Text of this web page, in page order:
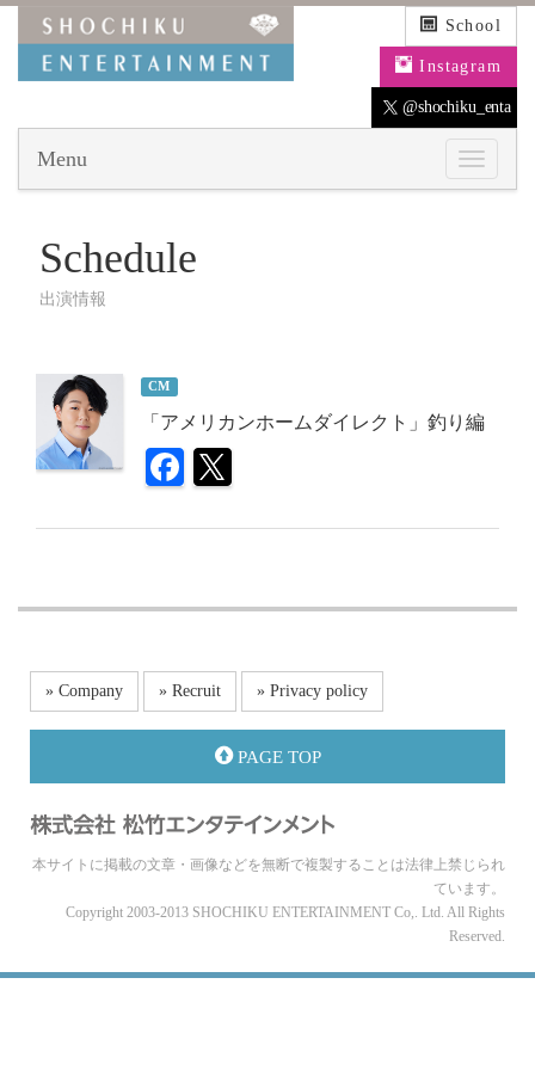
School
Instagram
@shochiku_enta
Menu
Schedule
出演情報
CM
「アメリカンホームダイレクト」釣り編
» Company » Recruit » Privacy policy
PAGE TOP
本サイトに掲載の文章・画像などを無断で複製することは法律上禁じられ
ています。
Copyright 2003-2013 SHOCHIKU ENTERTAINMENT Co,. Ltd. All Rights
Reserved.